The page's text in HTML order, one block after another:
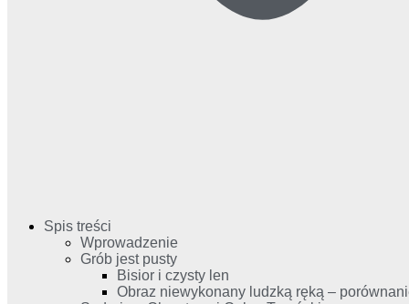
Spis treści
Wprowadzenie
Grób jest pusty
Bisior i czysty len
Obraz niewykonany ludzką ręką –